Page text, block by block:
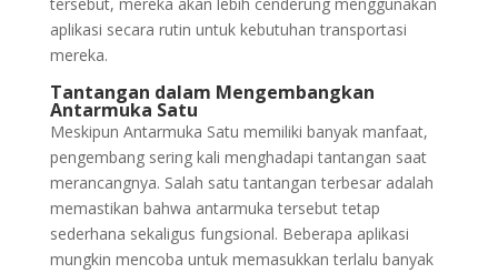
aplikasi secara rutin untuk kebutuhan transportasi
mereka.
Tantangan dalam Mengembangkan
Antarmuka Satu
Meskipun Antarmuka Satu memiliki banyak manfaat,
pengembang sering kali menghadapi tantangan saat
merancangnya. Salah satu tantangan terbesar adalah
memastikan bahwa antarmuka tersebut tetap
sederhana sekaligus fungsional. Beberapa aplikasi
mungkin mencoba untuk memasukkan terlalu banyak